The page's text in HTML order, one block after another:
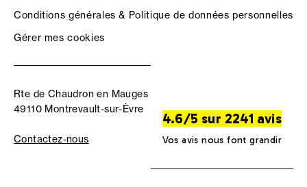
Conditions générales & Politique de données personnelles
Gérer mes cookies
Rte de Chaudron en Mauges
49110 Montrevault-sur-Èvre
Contactez-nous
4.6/5 sur 2241 avis
Vos avis nous font grandir